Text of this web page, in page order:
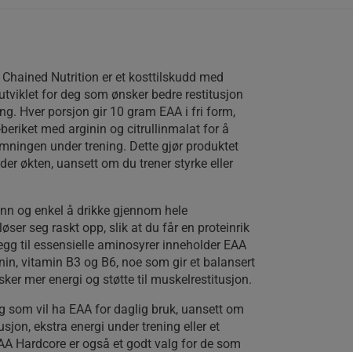
Nutrition er et kosttilskudd med
for deg som ønsker bedre restitusjon
Hver porsjon gir 10 gram EAA i fri form,
med arginin og citrullinmalat for å
under trening. Dette gjør produktet
økten, uansett om du trener styrke eller
og enkel å drikke gjennom hele
seg raskt opp, slik at du får en proteinrik
til essensielle aminosyrer inneholder EAA
vitamin B3 og B6, noe som gir et balansert
mer energi og støtte til muskelrestitusjon.
som vil ha EAA for daglig bruk, uansett om
ekstra energi under trening eller et
Hardcore er også et godt valg for de som